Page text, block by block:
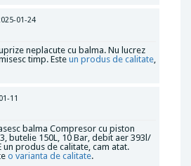
01-24
neplacute cu balma. Nu lucrez
timp. Este un produs de calitate,
11
balma Compresor cu piston
butelie 150L, 10 Bar, debit aer 393l/
un produs de calitate, cam atat.
o varianta de calitate.